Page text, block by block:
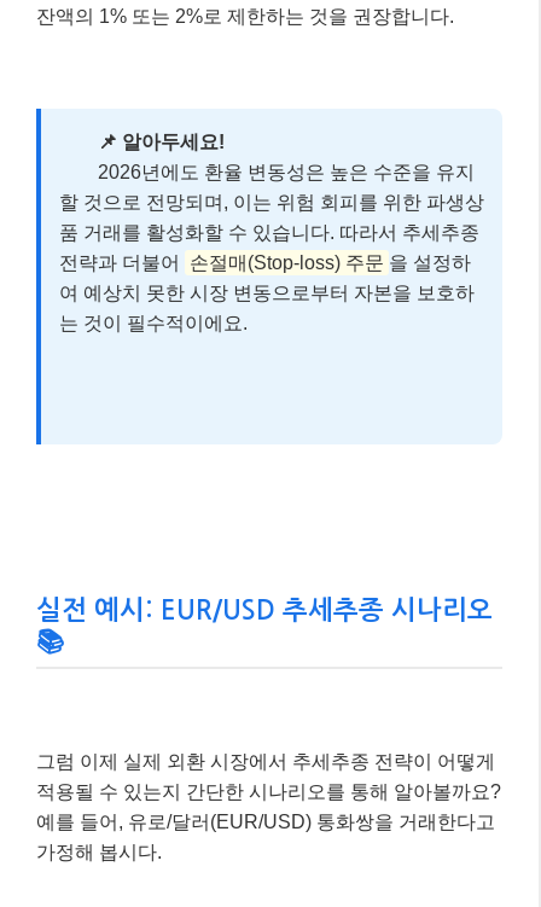
잔액의 1% 또는 2%로 제한하는 것을 권장합니다.
📌 알아두세요!
2026년에도 환율 변동성은 높은 수준을 유지
할 것으로 전망되며, 이는 위험 회피를 위한 파생상
품 거래를 활성화할 수 있습니다. 따라서 추세추종
전략과 더불어
손절매(Stop-loss) 주문 을 설정하
여 예상치 못한 시장 변동으로부터 자본을 보호하
는 것이 필수적이에요.
실전 예시: EUR/USD 추세추종 시나리오
📚
그럼 이제 실제 외환 시장에서 추세추종 전략이 어떻게
적용될 수 있는지 간단한 시나리오를 통해 알아볼까요?
예를 들어, 유로/달러(EUR/USD) 통화쌍을 거래한다고
가정해 봅시다.